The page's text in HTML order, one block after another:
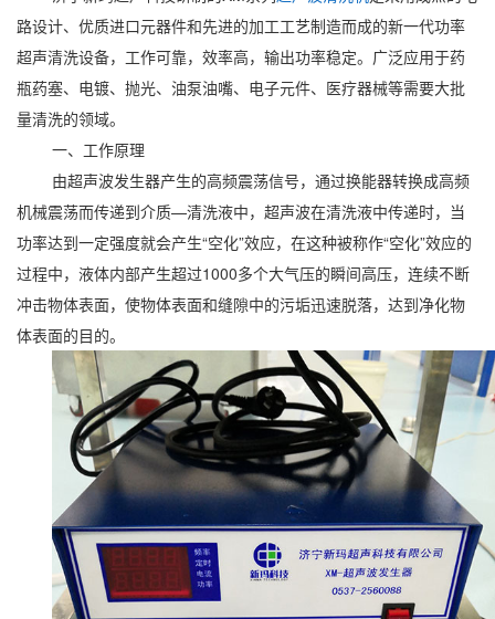
路设计、优质进口元器件和先进的加工工艺制造而成的新一代功率
超声清洗设备，工作可靠，效率高，输出功率稳定。广泛应用于药
瓶药塞、电镀、抛光、油泵油嘴、电子元件、医疗器械等需要大批
量清洗的领域。
一、工作原理
由超声波发生器产生的高频震荡信号，通过换能器转换成高频
机械震荡而传递到介质—清洗液中，超声波在清洗液中传递时，当
功率达到一定强度就会产生“空化”效应，在这种被称作“空化”效应的
过程中，液体内部产生超过1000多个大气压的瞬间高压，连续不断
冲击物体表面，使物体表面和缝隙中的污垢迅速脱落，达到净化物
体表面的目的。